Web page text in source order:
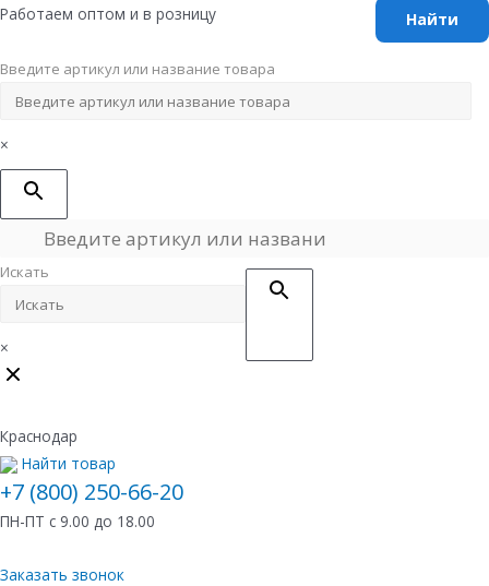
Перейти
содержимому
Работаем оптом и в розницу
Введите артикул или название товара
×
Искать
×
Краснодар
Найти товар
+7 (800) 250-66-20
ПН-ПТ с 9.00 до 18.00
Заказать звонок